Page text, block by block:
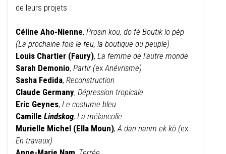
de leurs projets :
Céline Aho-Nienne, Prosin kou, do fé-Boutik lo pèp
(La prochaine fois le feu, la boutique du peuple)
Louis Chartier (Faury), La femme de l'autre monde
Sarah Demonio, Partir (exAnévrisme)
Sasha Fedida, Reconstruction
Claude Germany, Dépression tropicale
Eric Geynes, Le costume bleu
Camille Lindskog, La mélancolie
Murielle Michel (Ella Moun),A dan nanm ek kò (ex
En travaux)